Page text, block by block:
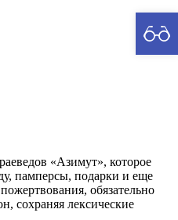
«Азимут», которое
памперсы, подарки и еще
обязательно
сохраняя лексические